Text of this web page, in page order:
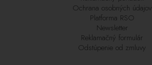
Ochrana osobných údajov
Platforma RSO
Newsletter
Reklamačný formulár
Odstúpenie od zmluvy